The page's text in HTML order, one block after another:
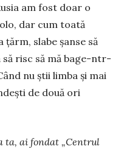
am fost doar o
dar cum toată
slabe șanse să
risc să mă bage-ntr-
nu știi limba și mai
de două ori
ta, ai fondat „Centrul